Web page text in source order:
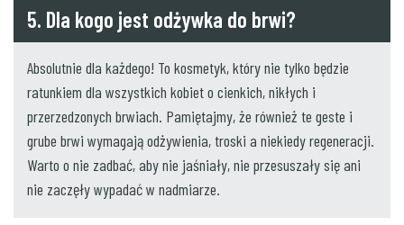
5. Dla kogo jest odżywka do brwi?
Absolutnie dla każdego! To kosmetyk, który nie tylko będzie
ratunkiem dla wszystkich kobiet o cienkich, nikłych i
przerzedzonych brwiach. Pamiętajmy, że również te geste i
grube brwi wymagają odżywienia, troski a niekiedy regeneracji.
Warto o nie zadbać, aby nie jaśniały, nie przesuszały się ani
nie zaczęły wypadać w nadmiarze.